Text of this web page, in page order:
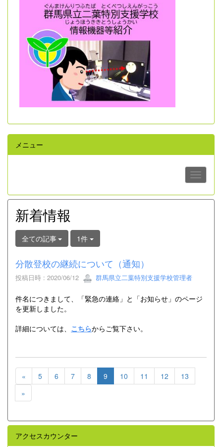
メニュー
新着情報
全ての記事 1件
分散登校の継続について（通知）
投稿日時 : 2020/06/12 群馬県立二葉特別支援学校管理者
件名につきまして、「緊急の連絡」と「お知らせ」のページ
を更新しました。
詳細については、 こちらからご覧下さい。
« 5 6 7 8 9 10 11 12
13
»
アクセスカウンター